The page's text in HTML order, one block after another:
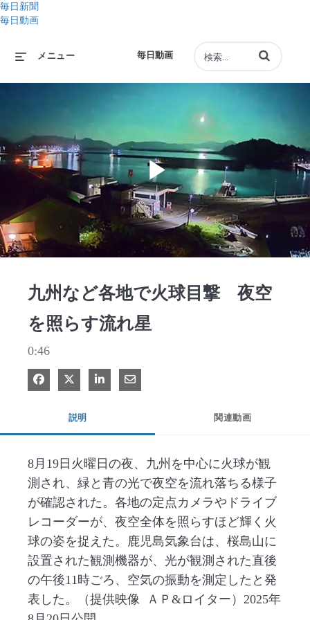
毎日新聞
毎日動画
毎日動画
メニュー 動画の検索語句
Play
九州など各地で火球目撃 夜空
を照らす流れ星
0:46
Facebook で共有
Xで共有する
LinkedIn で共有
電子メールで共有
説明 関連動画
8月19日火曜日の夜、九州を中心に火球が観
測され、緑と青の光で夜空を流れ落ちる様子
が確認された。各地の定点カメラやドライブ
レコーダーが、夜空全体を照らすほど輝く火
球の姿を捉えた。鹿児島気象台は、桜島山に
設置された観測機器が、光が観測された直後
の午後11時ごろ、空気の振動を測定したと発
表した。（提供映像  ＡＰ&ロイター）2025年